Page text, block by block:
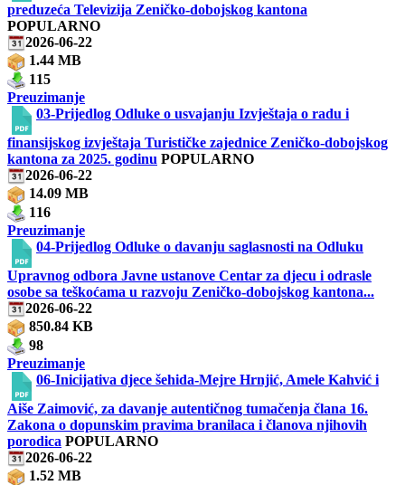
preduzeća Televizija Zeničko-dobojskog kantona
POPULARNO
2026-06-22
1.44 MB
115
Preuzimanje
03-Prijedlog Odluke o usvajanju Izvještaja o radu i
finansijskog izvještaja Turističke zajednice Zeničko-dobojskog
kantona za 2025. godinu POPULARNO
2026-06-22
14.09 MB
116
Preuzimanje
04-Prijedlog Odluke o davanju saglasnosti na Odluku
Upravnog odbora Javne ustanove Centar za djecu i odrasle
osobe sa teškoćama u razvoju Zeničko-dobojskog kantona...
2026-06-22
850.84 KB
98
Preuzimanje
06-Inicijativa djece šehida-Mejre Hrnjić, Amele Kahvić i
Aiše Zaimović, za davanje autentičnog tumačenja člana 16.
Zakona o dopunskim pravima branilaca i članova njihovih
porodica POPULARNO
2026-06-22
1.52 MB